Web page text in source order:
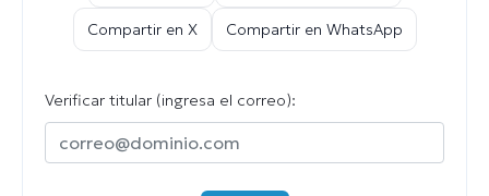
Compartir en X Compartir en WhatsApp
Verificar titular (ingresa el correo):